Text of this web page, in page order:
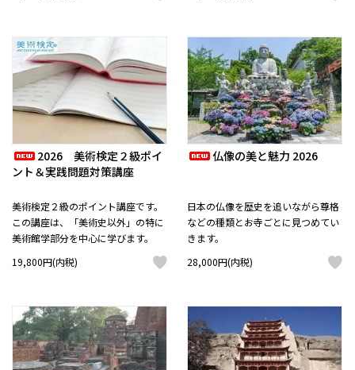
2026 美術検定２級ポイ
ント＆実践問題対策講座
美術検定２級のポイント講座です。
この講座は、「美術史以外」の特に
美術館学部分を中心に学びます。
19,800円(内税)
仏像の美と魅力 2026
日本の仏像を歴史を追いながら尊格
などの種類とお寺ごとに見つめてい
きます。
28,000円(内税)